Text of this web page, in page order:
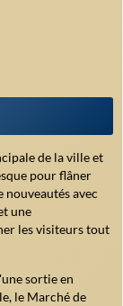
de la ville et
pour flâner
avec
une
les visiteurs tout
sortie en
le Marché de